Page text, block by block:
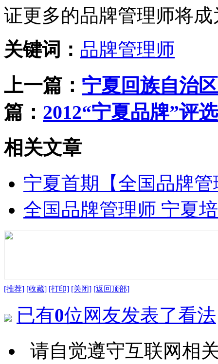
证更多的品牌管理师将
关键词： 品牌管理师
上一篇： 宁夏回族自治
篇： 2012“宁夏品牌”评
相关文章
宁夏首期【全国品牌
全国品牌管理师 宁夏
[推荐] [收藏] [打印] [关闭] [返回顶部]
已有0位网友发表了看法
请自觉遵守互联网相